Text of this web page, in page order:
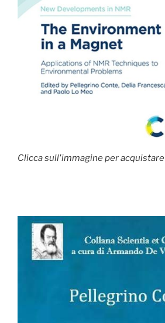
Clicca sull'immagine per acquistare